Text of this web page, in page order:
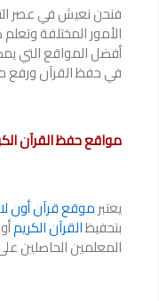
فنحن نعيش في عصر
الأمور المختلفة
أفضل المواقع التي
في حفظ القرآن ورفع
مواقع حفظ القرآن
يعتبرموقع قرآن أون
بتحفيظالقرآن الكريم
المعلمين الحاصلين